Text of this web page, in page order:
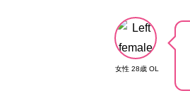
女性 28歳 OL